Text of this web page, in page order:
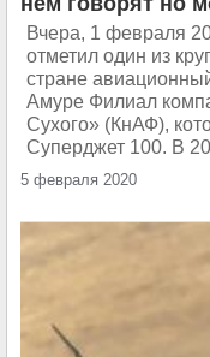
Вчера, 1 февраля
отметил один из
стране
Амуре Филиал
Сухого» (КнАФ),
Суперджет 100. В
5 февраля 2020